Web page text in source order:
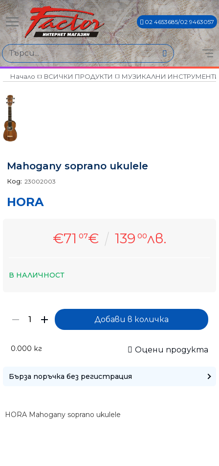
02 4653685/02 9463057
Начало ВСИЧКИ ПРОДУКТИ МУЗИКАЛНИ
Mahogany soprano ukulele
Код: 23002003
HORA
€71 07€ 139 00лв.
В НАЛИЧНОСТ
0.000 кг Оцени продукта
Бърза поръчка без регистрация
HORA Mahogany soprano ukulele